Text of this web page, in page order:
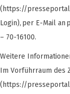
(https://
Login), per E-Mail an
– 70-16100.
Weitere
Im Vorführraum des
(https://